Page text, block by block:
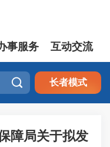
事服务 互动交流
 长者模式
障局关于拟发